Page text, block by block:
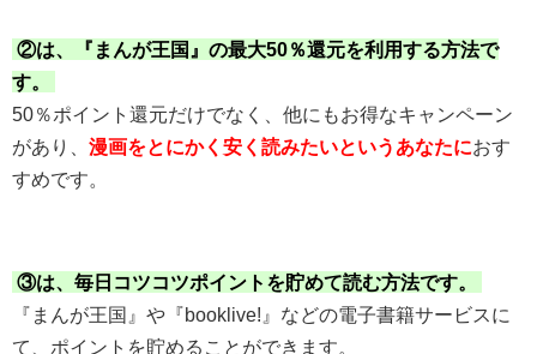
②は、『まんが王国』の最大50％還元を利用する方法で
す。
50％ポイント還元だけでなく、他にもお得なキャンペーン
があり、 漫画をとにかく安く読みたいというあなたにおす
すめです。
③は、毎日コツコツポイントを貯めて読む方法です。
『まんが王国』や『booklive!』などの電子書籍サービスに
て、ポイントを貯めることができます。